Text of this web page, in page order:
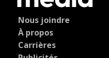
Nous joindre
À propos
Carrières